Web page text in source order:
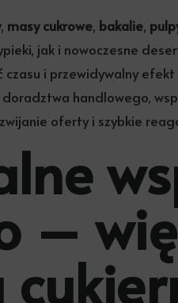
, masy cukrowe, bakalie,
jak i nowoczesne
i przewidywalny efekt
handlowego,
oferty i szybkie
–